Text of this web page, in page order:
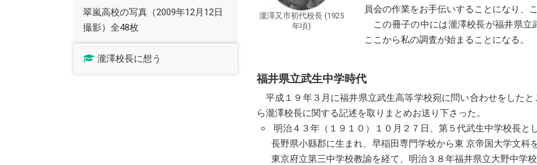
瀧澤又市初代校長 (1925
年頃)
員会の作業をお手伝いすることになり、
この冊子の中には瀧澤校長が福井県立
ここから私の調査が始まることになる。
福井県立武生中学時代
平成１９年３月に福井県立武生高等学校宛に問い合わせをした
ら瀧澤校長に関する記述を取りまとめお送り下さった。
明治４３年（１９１０）１０月２７日、第５代武生中学校長
長野県小縣郡に生まれ、早稲田専門学校から東 京帝国大学文科
東京府立第三中学校教諭を経て、明治３８年福井県立大野中学
翠嵐高校の写真（2009年12月12日
撮影）全48枚
瀧澤校長に想う